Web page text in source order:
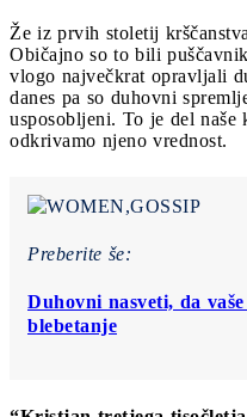
Že iz prvih stoletij
Običajno so to bili
vlogo največkrat opravljali
danes pa so duhovni
usposobljeni. To je del naše
odkrivamo njeno vrednost.
Preberite še:
Duhovni nasveti, da
blebetanje